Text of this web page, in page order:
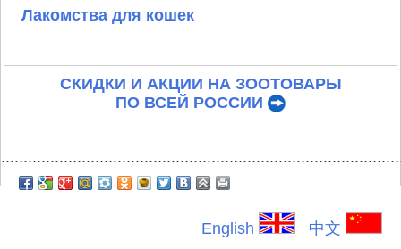
Лакомства для кошек
СКИДКИ И АКЦИИ НА ЗООТОВАРЫ
ПО ВСЕЙ РОССИИ
English 中文